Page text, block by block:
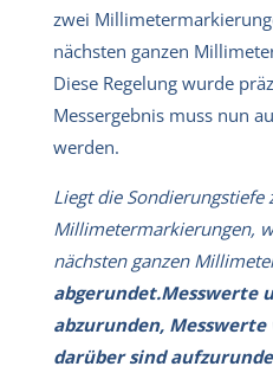
zwei
nächsten ganzen
Diese Regelung wurde
Messergebnis muss nun
werden.
Liegt die Sondierungstiefe
Millimetermarkierungen,
nächsten ganzen
abgerundet.Messwerte
abzurunden, Messwerte
darüber sind